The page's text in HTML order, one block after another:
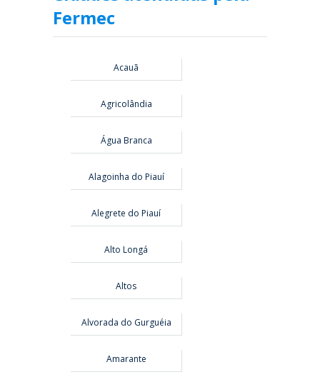
Fermec
Acauã
Agricolândia
Água Branca
Alagoinha do Piauí
Alegrete do Piauí
Alto Longá
Altos
Alvorada do Gurguéia
Amarante